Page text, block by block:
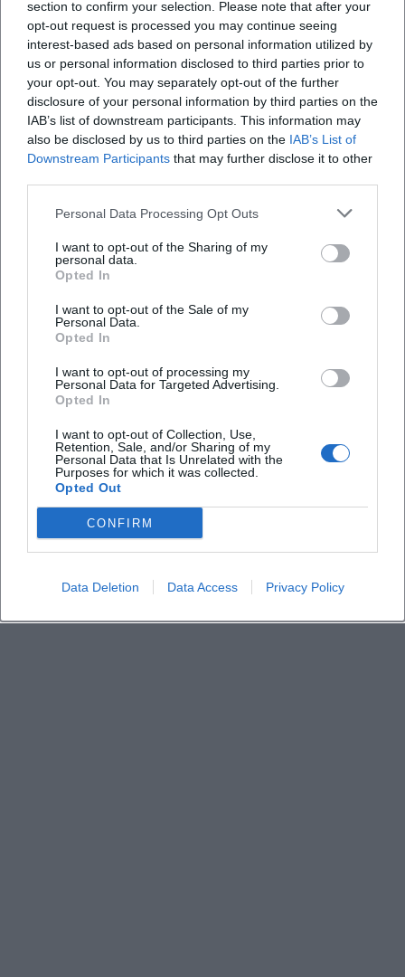
section to confirm your selection. Please note that after your
opt-out request is processed you may continue seeing
interest-based ads based on personal information utilized by
us or personal information disclosed to third parties prior to
your opt-out. You may separately opt-out of the further
disclosure of your personal information by third parties on the
IAB’s list of downstream participants. This information may
also be disclosed by us to third parties on the IAB’s List of
Downstream Participants that may further disclose it to other
Personal Data Processing Opt Outs
I want to opt-out of the Sharing of my
personal data.
Opted In
I want to opt-out of the Sale of my
Personal Data.
Opted In
I want to opt-out of processing my
Personal Data for Targeted Advertising.
Opted In
I want to opt-out of Collection, Use,
Retention, Sale, and/or Sharing of my
Personal Data that Is Unrelated with the
Purposes for which it was collected.
Opted Out
CONFIRM
Data Deletion Data Access Privacy Policy
Open in Google Maps
Wann findet das Billard-Training statt?
Ist der Eintritt kostenlos?
Wo findet die Veranstaltung statt?
Für wen ist das Angebot geeignet?
Welche Billardarten spielt der Verein?